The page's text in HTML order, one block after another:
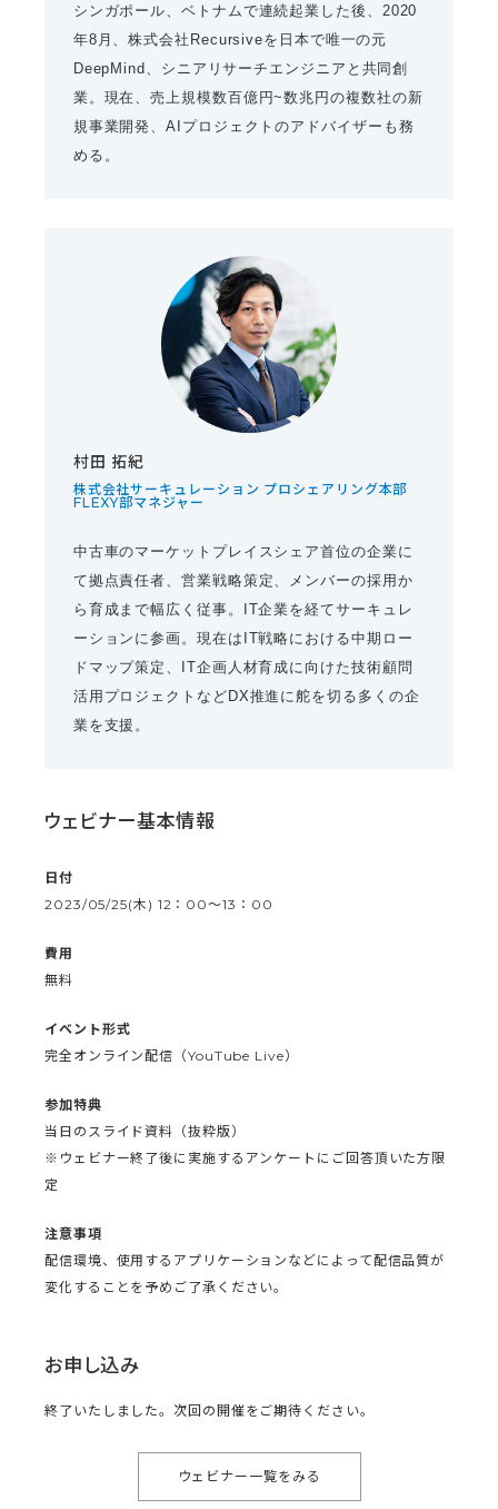
シンガポール、ベトナムで連続起業した後、2020
年8月、株式会社Recursiveを日本で唯一の元
DeepMind、シニアリサーチエンジニアと共同創
業。現在、売上規模数百億円~数兆円の複数社の新
規事業開発、AIプロジェクトのアドバイザーも務
める。
村田 拓紀
株式会社サーキュレーション プロシェアリング本部
FLEXY部マネジャー
中古車のマーケットプレイスシェア首位の企業に
て拠点責任者、営業戦略策定、メンバーの採用か
ら育成まで幅広く従事。IT企業を経てサーキュレ
ーションに参画。現在はIT戦略における中期ロー
ドマップ策定、IT企画人材育成に向けた技術顧問
活用プロジェクトなどDX推進に舵を切る多くの企
業を支援。
ウェビナー基本情報
日付
2023/05/25(木) 12：00〜13：00
費用
無料
イベント形式
完全オンライン配信（YouTube Live）
参加特典
当日のスライド資料（抜粋版）
※ウェビナー終了後に実施するアンケートにご回答頂いた方限
定
注意事項
配信環境、使用するアプリケーションなどによって配信品質が
変化することを予めご了承ください。
お申し込み
終了いたしました。次回の開催をご期待ください。
ウェビナー一覧をみる